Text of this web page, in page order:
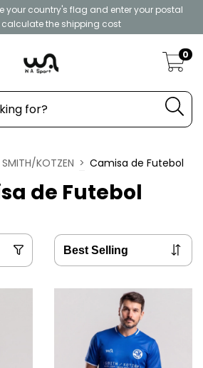
your country's flag and enter your postal
the shipping cost
0
SMITH/KOTZEN > Camisa de Futebol
de Futebol